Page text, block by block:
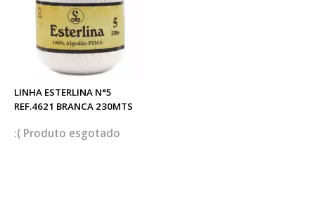
LINHA ESTERLINA N°5
REF.4621 BRANCA 230MTS
esgotado